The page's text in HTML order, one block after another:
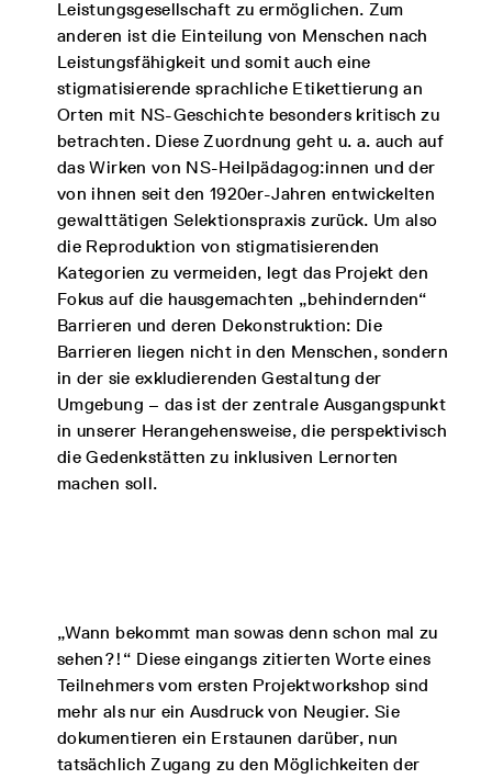
Leistungsgesellschaft zu ermöglichen. Zum
anderen ist die Einteilung von Menschen nach
Leistungsfähigkeit und somit auch eine
stigmatisierende sprachliche Etikettierung an
Orten mit NS-Geschichte besonders kritisch zu
betrachten. Diese Zuordnung geht u. a. auch auf
das Wirken von NS-Heilpädagog:innen und der
von ihnen seit den 1920er-Jahren entwickelten
gewalttätigen Selektionspraxis zurück. Um also
die Reproduktion von stigmatisierenden
Kategorien zu vermeiden, legt das Projekt den
Fokus auf die hausgemachten „behindernden“
Barrieren und deren Dekonstruktion: Die
Barrieren liegen nicht in den Menschen, sondern
in der sie exkludierenden Gestaltung der
Umgebung – das ist der zentrale Ausgangspunkt
in unserer Herangehensweise, die perspektivisch
die Gedenkstätten zu inklusiven Lernorten
machen soll.
„Wann bekommt man sowas denn schon mal zu
sehen?!“ Diese eingangs zitierten Worte eines
Teilnehmers vom ersten Projektworkshop sind
mehr als nur ein Ausdruck von Neugier. Sie
dokumentieren ein Erstaunen darüber, nun
tatsächlich Zugang zu den Möglichkeiten der